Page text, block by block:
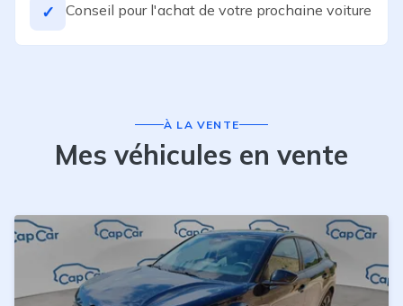
✓ Conseil pour l'achat de votre prochaine voiture
À LA VENTE
Mes véhicules en vente